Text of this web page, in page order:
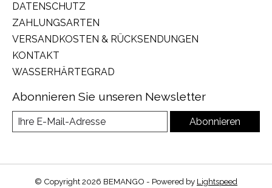
DATENSCHUTZ
ZAHLUNGSARTEN
VERSANDKOSTEN & RÜCKSENDUNGEN
KONTAKT
WASSERHÄRTEGRAD
Abonnieren Sie unseren Newsletter
Abonnieren
© Copyright 2026 BEMANGO - Powered by Lightspeed